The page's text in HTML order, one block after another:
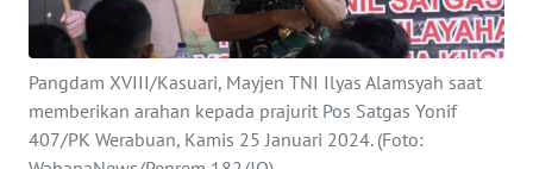
Pangdam XVIII/Kasuari, Mayjen TNI Ilyas Alamsyah saat
memberikan arahan kepada prajurit Pos Satgas Yonif
407/PK Werabuan, Kamis 25 Januari 2024. (Foto:
KAMI
INFO
IKLAN
TENTANG